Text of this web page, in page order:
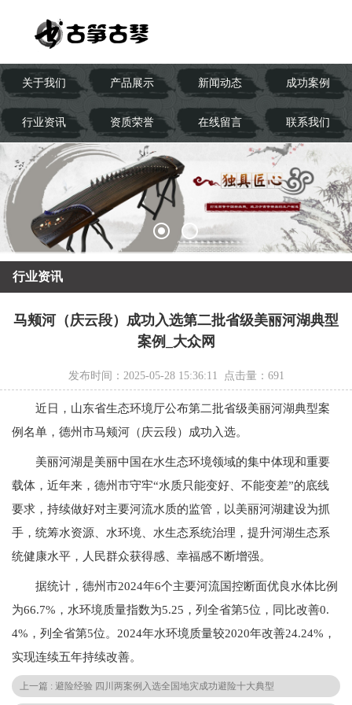
关于我们 产品展示 新闻动态 成功案例
行业资讯 资质荣誉 在线留言 联系我们
行业资讯
马颊河（庆云段）成功入选第二批省级美丽河湖典型
案例_大众网
发布时间：2025-05-28 15:36:11 点击量： 691
近日，山东省生态环境厅公布第二批省级美丽河湖典型案
例名单，德州市马颊河（庆云段）成功入选。
美丽河湖是美丽中国在水生态环境领域的集中体现和重要
载体，近年来，德州市守牢“水质只能变好、不能变差”的底线
要求，持续做好对主要河流水质的监管，以美丽河湖建设为抓
手，统筹水资源、水环境、水生态系统治理，提升河湖生态系
统健康水平，人民群众获得感、幸福感不断增强。
据统计，德州市2024年6个主要河流国控断面优良水体比例
为66.7%，水环境质量指数为5.25，列全省第5位，同比改善0.
4%，列全省第5位。2024年水环境质量较2020年改善24.24%，
实现连续五年持续改善。
上一篇 : 避险经验 四川两案例入选全国地灾成功避险十大典型